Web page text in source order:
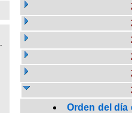
Orden del día